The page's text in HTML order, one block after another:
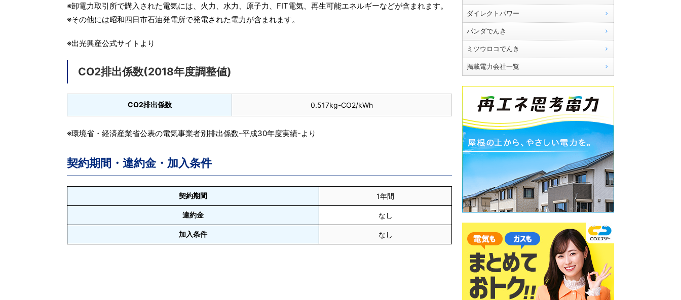
※卸電力取引所で購入された電気には、火力、水力、原子力、FIT電気、再生可能エネルギーなどが含まれます。
※その他には昭和四日市石油発電所で発電された電力が含まれます。
※出光興産公式サイトより
CO2排出係数(2018年度調整値)
CO2排出係数 0.517kg-CO2/kWh
※環境省・経済産業省公表の電気事業者別排出係数-平成30年度実績-より
契約期間・違約金・加入条件
契約期間 1年間
違約金 なし
加入条件 なし
ダイレクトパワー
パンダでんき
ミツウロコでんき
掲載電力会社一覧